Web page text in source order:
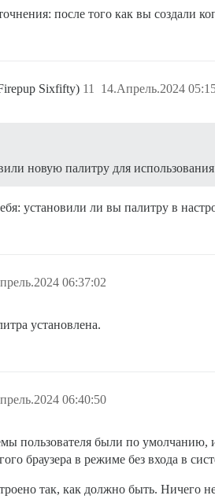
после того как вы создали
Sixfifty) 14.Апрель.2024
11
новую палитру для
установили ли вы палитру в
06:37:02
установлена.
06:40:50
пользователя были по умолчанию,
браузера в режиме без входа в
так, как должно быть. Ничего